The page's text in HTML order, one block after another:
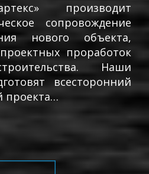
производит
сопровождение
нового объекта,
проработок
Наши
всесторонний
проекта…